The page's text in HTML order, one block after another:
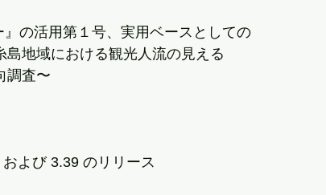
の活用第１号、実用ベースとしての
地域における観光人流の見える
調査〜
よび 3.39 のリリース